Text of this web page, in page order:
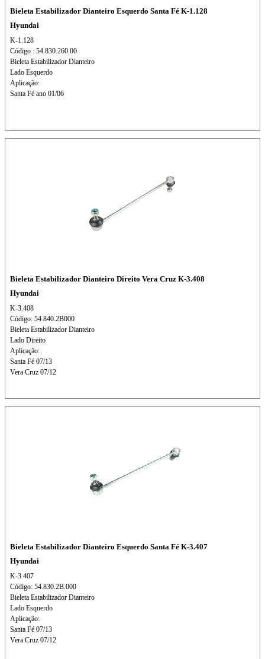
Bieleta Estabilizador Dianteiro Esquerdo Santa Fé K-1.128
Hyundai
K-1.128
Código : 54.830.260.00
Bieleta Estabilizador Dianteiro
Lado Esquerdo
Aplicação:
Santa Fé ano 01/06
Bieleta Estabilizador Dianteiro Direito Vera Cruz K-3.408
Hyundai
K-3.408
Código: 54.840.2B000
Bieleta Estabilizador Dianteiro
Lado Direito
Aplicação:
Santa Fé 07/13
Vera Cruz 07/12
Bieleta Estabilizador Dianteiro Esquerdo Santa Fé K-3.407
Hyundai
K-3.407
Código: 54.830.2B.000
Bieleta Estabilizador Dianteiro
Lado Esquerdo
Aplicação:
Santa Fé 07/13
Vera Cruz 07/12